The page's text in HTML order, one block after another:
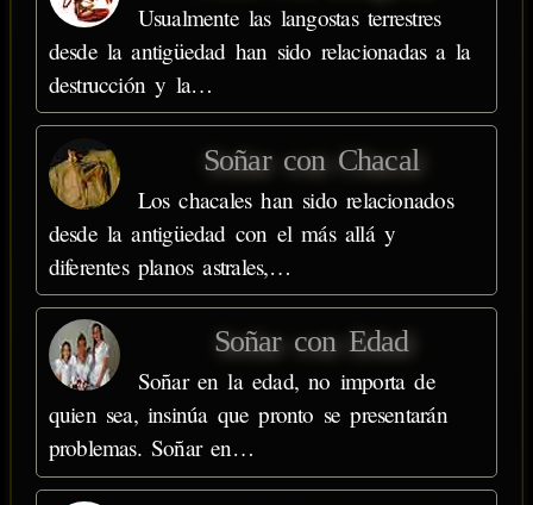
Usualmente las langostas terrestres
desde la antigüedad han sido relacionadas a la
destrucción y la…
Soñar con Chacal
Los chacales han sido relacionados
desde la antigüedad con el más allá y
diferentes planos astrales,…
Soñar con Edad
Soñar en la edad, no importa de
quien sea, insinúa que pronto se presentarán
problemas. Soñar en…